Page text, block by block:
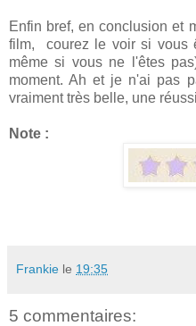
Enfin bref, en conclusion et
film, courez le voir si vous
même si vous ne l'êtes
moment. Ah et je n'ai pas
vraiment très belle, une
Note :
Frankie le 19:35
5 commentaires: